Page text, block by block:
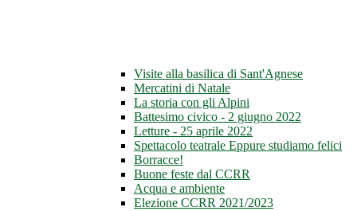
Visite alla basilica di Sant'Agnese
Mercatini di Natale
La storia con gli Alpini
Battesimo civico - 2 giugno 2022
Letture - 25 aprile 2022
Spettacolo teatrale Eppure studiamo felici
Borracce!
Buone feste dal CCRR
Acqua e ambiente
Elezione CCRR 2021/2023